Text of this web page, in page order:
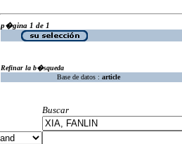
p�gina 1 de 1
Refinar la b�squeda
Base de datos : article
Buscar